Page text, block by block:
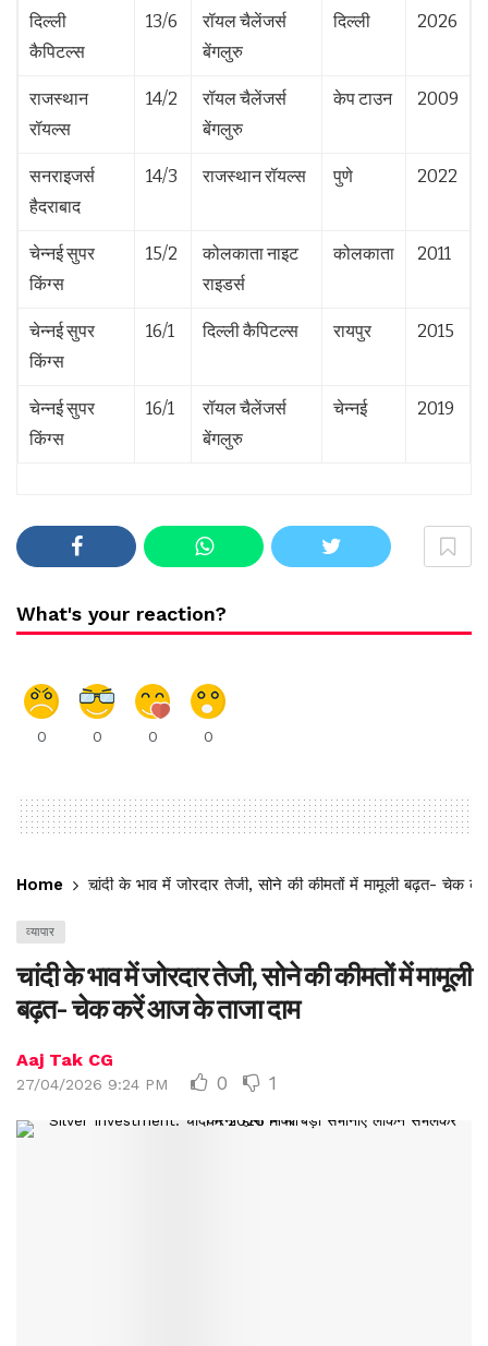
दिल्ली
कैपिटल्स
13/6
रॉयल चैलेंजर्स
बेंगलुरु
दिल्ली 2026
राजस्थान
रॉयल्स
14/2
रॉयल चैलेंजर्स
बेंगलुरु
केप टाउन 2009
सनराइजर्स
हैदराबाद
14/3 राजस्थान रॉयल्स पुणे 2022
चेन्नई सुपर
किंग्स
15/2
कोलकाता नाइट
राइडर्स
कोलकाता 2011
चेन्नई सुपर
किंग्स
16/1 दिल्ली कैपिटल्स रायपुर 2015
चेन्नई सुपर
किंग्स
16/1
रॉयल चैलेंजर्स
बेंगलुरु
चेन्नई 2019
What's your reaction?
0 0 0 0
Home चांदी के भाव में जोरदार तेजी, सोने की कीमतों में मामूली बढ़त- चेक
व्यापार
चांदी के भाव में जोरदार तेजी, सोने की कीमतों में मामूली
बढ़त- चेक करें आज के ताजा दाम
Aaj Tak CG
27/04/2026 9:24 PM 0 1